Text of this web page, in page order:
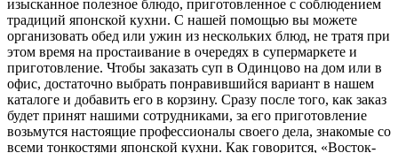
изысканное полезное блюдо, приготовленное с соблюдением
традиций японской кухни. С нашей помощью вы можете
организовать обед или ужин из нескольких блюд, не тратя при
этом время на простаивание в очередях в супермаркете и
приготовление. Чтобы заказать суп в Одинцово на дом или в
офис, достаточно выбрать понравившийся вариант в нашем
каталоге и добавить его в корзину. Сразу после того, как заказ
будет принят нашими сотрудниками, за его приготовление
возьмутся настоящие профессионалы своего дела, знакомые со
всеми тонкостями японской кухни. Как говорится, «Восток-